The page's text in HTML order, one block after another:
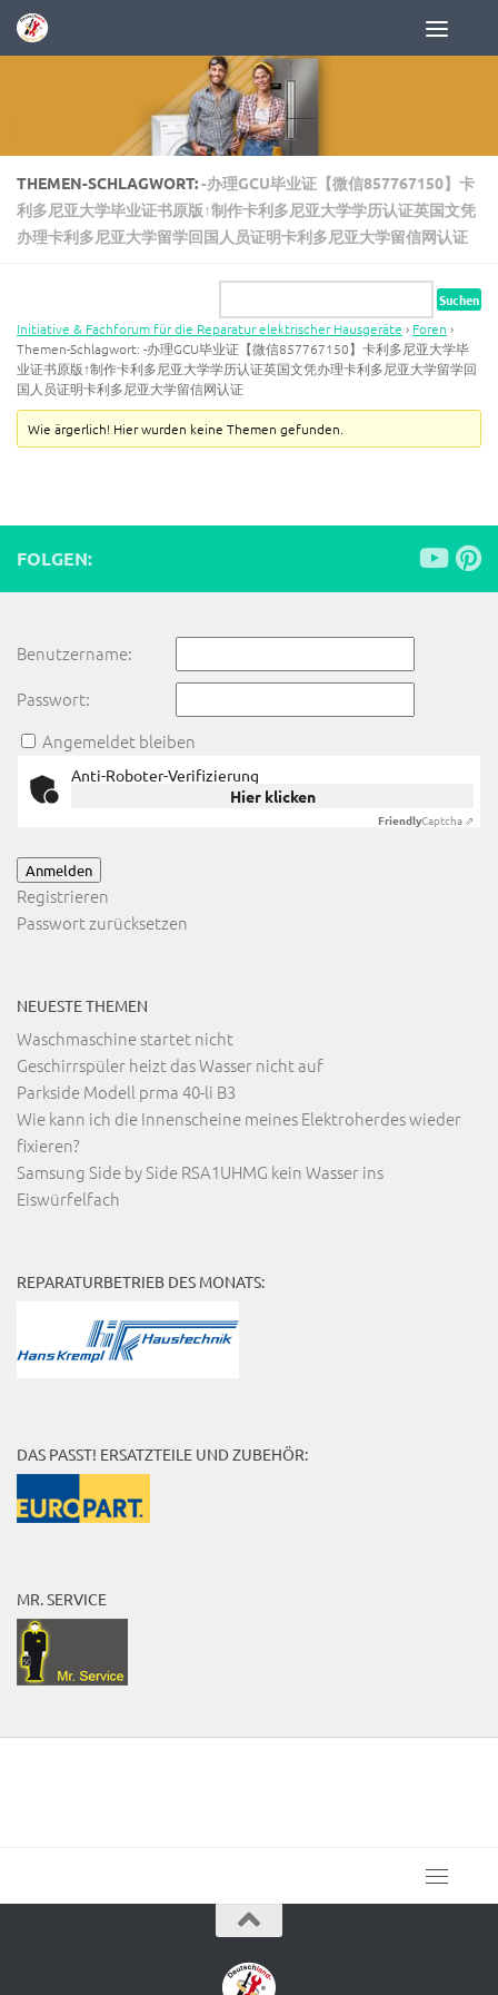
Zum Inhalt springen
THEMEN-SCHLAGWORT:-办理GCU毕业证【微信857767150】卡
利多尼亚大学毕业证书原版↑制作卡利多尼亚大学学历认证英国文凭
办理卡利多尼亚大学留学回国人员证明卡利多尼亚大学留信网认证
Initiative & Fachforum für die Reparatur elektrischer Hausgeräte › Foren ›
Themen-Schlagwort: -办理GCU毕业证【微信857767150】卡利多尼亚大学毕
业证书原版↑制作卡利多尼亚大学学历认证英国文凭办理卡利多尼亚大学留学回
国人员证明卡利多尼亚大学留信网认证
Wie ärgerlich! Hier wurden keine Themen gefunden.
FOLGEN:
Benutzername:
Passwort:
Angemeldet bleiben
Anti-Roboter-Verifizierung
Hier klicken
FriendlyCaptcha ⇗
Anmelden
Registrieren
Passwort zurücksetzen
NEUESTE THEMEN
Waschmaschine startet nicht
Geschirrspüler heizt das Wasser nicht auf
Parkside Modell prma 40-li B3
Wie kann ich die Innenscheine meines Elektroherdes wieder
fixieren?
Samsung Side by Side RSA1UHMG kein Wasser ins
Eiswürfelfach
REPARATURBETRIEB DES MONATS:
DAS PASST! ERSATZTEILE UND ZUBEHÖR:
MR. SERVICE